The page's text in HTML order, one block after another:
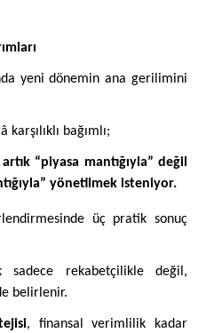
yeni dönemin ana gerilimini
karşılıklı bağımlı;
artık “piyasa mantığıyla” değil
yönetilmek isteniyor.
üç pratik sonuç
sadece rekabetçilikle değil,
belirlenir.
, finansal verimlilik kadar